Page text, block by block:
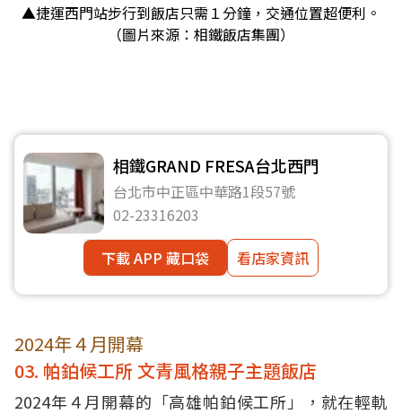
▲捷運西門站步行到飯店只需１分鐘，交通位置超便利。
（圖片來源：相鐵飯店集團）
相鐵GRAND FRESA台北西門
台北市中正區中華路1段57號
02-23316203
下載 APP 藏口袋
看店家資訊
2024年４月開幕
03. 帕鉑候工所 文青風格親子主題飯店
2024年４月開幕的「高雄帕鉑候工所」，就在輕軌